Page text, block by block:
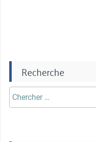
Recherche
Chercher
aprè: